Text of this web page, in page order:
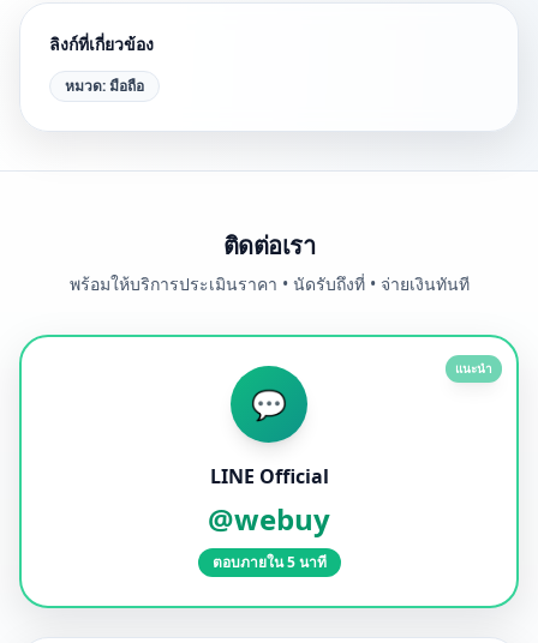
ลิงก์ที่เกี่ยวข้อง
หมวด:มือถือ
ติดต่อเรา
พร้อมให้บริการประเมินราคา • นัดรับถึงที่ • จ่ายเงินทันที
แนะนำ
💬
LINE Official
@webuy
ตอบภายใน 5 นาที